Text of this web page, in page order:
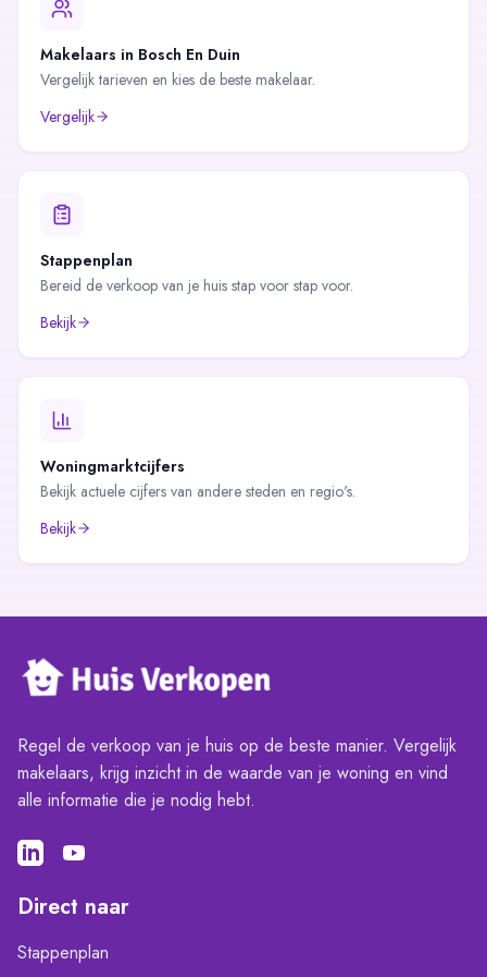
Makelaars in Bosch En Duin
Vergelijk tarieven en kies de beste makelaar.
Vergelijk
Stappenplan
Bereid de verkoop van je huis stap voor stap voor.
Bekijk
Woningmarktcijfers
Bekijk actuele cijfers van andere steden en regio's.
Bekijk
Regel de verkoop van je huis op de beste manier. Vergelijk
makelaars, krijg inzicht in de waarde van je woning en vind
alle informatie die je nodig hebt.
Direct naar
Stappenplan